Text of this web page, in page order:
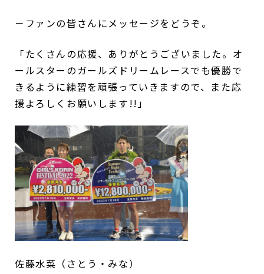
－ファンの皆さんにメッセージをどうぞ。
「たくさんの応援、ありがとうございました。オ
ールスターのガールズドリームレースでも優勝で
きるように練習を頑張っていきますので、また応
援よろしくお願いします!!」
佐藤水菜（さとう・みな）